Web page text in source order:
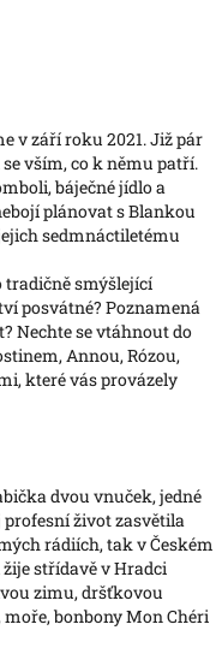
v září roku 2021. Již pár
vším, co k němu patří.
báječné jídlo a
plánovat s Blankou
sedmnáctiletému
tradičně smýšlející
posvátné? Poznamená
Nechte se vtáhnout do
Annou, Rózou,
které vás provázely
dvou vnuček, jedné
profesní život zasvětila
rádiích, tak v Českém
střídavě v Hradci
zimu, dršťkovou
bonbony Mon Chéri